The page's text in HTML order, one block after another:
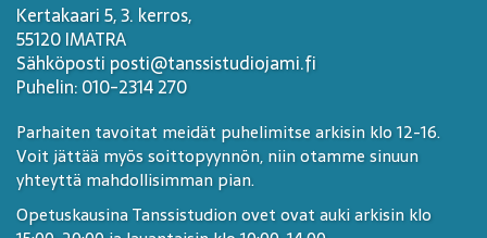
Kertakaari 5, 3. kerros,
55120 IMATRA
Sähköposti posti@tanssistudiojami.fi
Puhelin: 010-2314 270
Parhaiten tavoitat meidät puhelimitse arkisin klo 12-16.
Voit jättää myös soittopyynnön, niin otamme sinuun
yhteyttä mahdollisimman pian.
Opetuskausina Tanssistudion ovet ovat auki arkisin klo